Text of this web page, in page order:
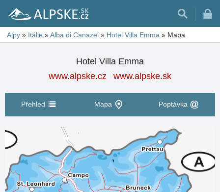
Alpy » Itálie »Alba di Canazei » Hotel Villa Emma » Mapa
Hotel Villa Emma
www.alpske.cz
www.alpske.sk
Přehled Mapa Poptávka